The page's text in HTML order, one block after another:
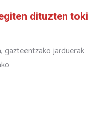
dituzten toki
gazteentzako jarduerak